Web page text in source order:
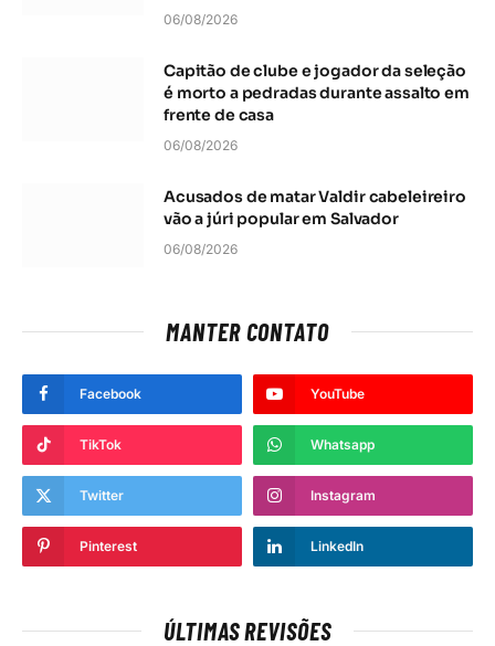
06/08/2026
Capitão de clube e jogador da seleção
é morto a pedradas durante assalto em
frente de casa
06/08/2026
Acusados de matar Valdir cabeleireiro
vão a júri popular em Salvador
06/08/2026
MANTER CONTATO
Facebook YouTube
TikTok Whatsapp
Twitter Instagram
Pinterest LinkedIn
ÚLTIMAS REVISÕES